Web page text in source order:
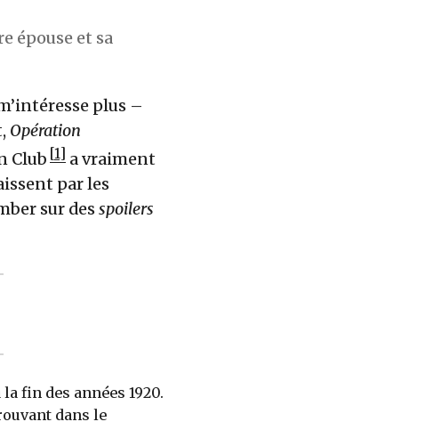
épouse et sa
plus –
Opération
Club 1
a vraiment
par les
sur desspoilers
fin des années 1920.
dans le